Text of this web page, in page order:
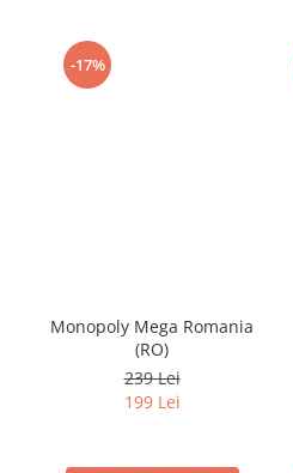
-17%
Monopoly Mega Romania
(RO)
239 Lei
199 Lei